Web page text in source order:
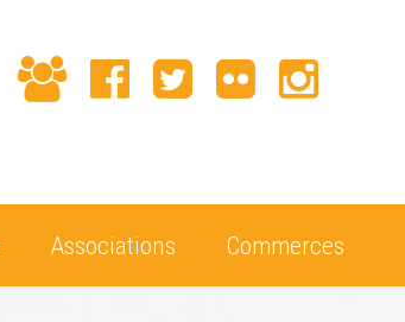
Associations Commerces